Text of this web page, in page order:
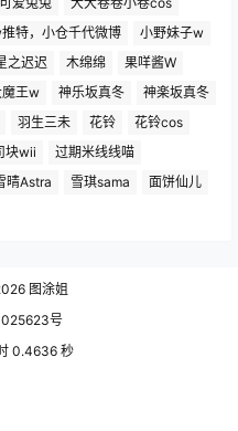
特，小仓千代微博
小野妹子w
之迟迟 木绵绵
果咩酱W
魔王w 神乐坂真冬
神楽坂真冬
羽生三未 花铃
花铃cos
块wii
过期米线线喵
晴Astra 雪琪sama
面饼仙儿
图涂姐
号
0.4636 秒